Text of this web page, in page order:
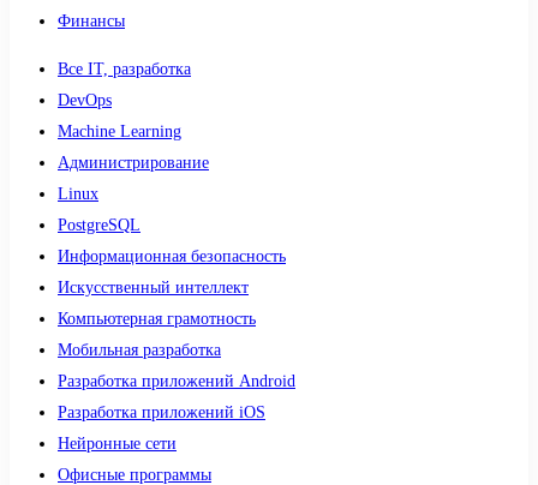
Финансы
Все IT, разработка
DevOps
Machine Learning
Администрирование
Linux
PostgreSQL
Информационная безопасность
Искусственный интеллект
Компьютерная грамотность
Мобильная разработка
Разработка приложений Android
Разработка приложений iOS
Нейронные сети
Офисные программы